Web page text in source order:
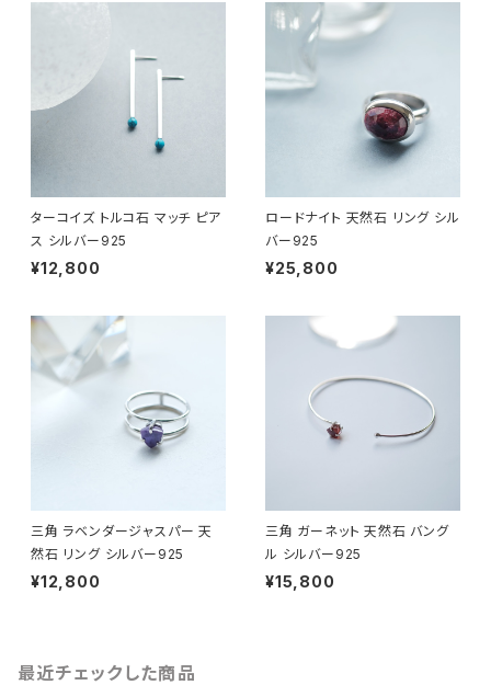
ターコイズ トルコ石 マッチ ピア
ス シルバー925
¥12,800
ロードナイト 天然石 リング シル
バー925
¥25,800
三角 ラベンダージャスパー 天
然石 リング シルバー925
¥12,800
三角 ガーネット 天然石 バング
ル シルバー925
¥15,800
最近チェックした商品